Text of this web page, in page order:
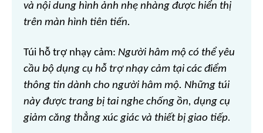
và nội dung hình ảnh nhẹ nhàng được hiển thị
trên màn hình tiên tiến.
Túi hỗ trợ nhạy cảm: Người hâm mộ có thể yêu
cầu bộ dụng cụ hỗ trợ nhạy cảm tại các điểm
thông tin dành cho người hâm mộ. Những túi
này được trang bị tai nghe chống ồn, dụng cụ
giảm căng thẳng xúc giác và thiết bị giao tiếp.